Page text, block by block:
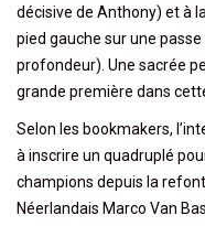
décisive de Anthony) et à
pied gauche sur une
profondeur). Une sacrée
grande première dans
Selon les bookmakers,
à inscrire un quadruplé
champions depuis la
Néerlandais Marco Van